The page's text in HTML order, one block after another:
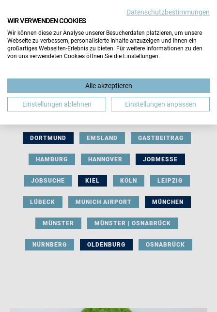
BERUFLICHE ORIENTIERUNG BEWERBUNG
DORTMUND EMSLAND GASTBEITRAG
HAMBURG HANNOVER JOBMESSE
JOBSUCHE KIEL KÖLN LEIPZIG
LÜBECK MUNICH AIRPORT MÜNCHEN
MÜNSTER MÜNSTER | OSNABRÜCK
NÜRNBERG OLDENBURG OSNABRÜCK
Datenschutzbestimmungen
WIR VERWENDEN COOKIES
Wir können diese zur Analyse unserer Besucherdaten platzieren, um unsere
Webseite zu verbessern, personalisierte Inhalte anzuzeigen und Ihnen ein
großartiges Webseiten-Erlebnis zu bieten. Für weitere Informationen zu den
von uns verwendeten Cookies öffnen Sie die Einstellungen.
Alle akzeptieren
Einstellungen ablehnen Einstellungen anpassen